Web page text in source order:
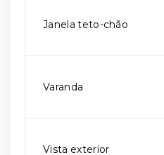
Janela teto-chão
Varanda
Vista exterior